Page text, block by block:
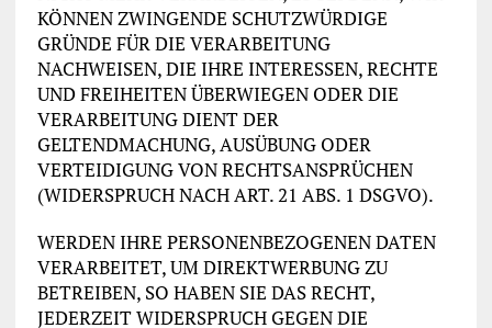
KÖNNEN ZWINGENDE SCHUTZWÜRDIGE
GRÜNDE FÜR DIE VERARBEITUNG
NACHWEISEN, DIE IHRE INTERESSEN, RECHTE
UND FREIHEITEN ÜBERWIEGEN ODER DIE
VERARBEITUNG DIENT DER
GELTENDMACHUNG, AUSÜBUNG ODER
VERTEIDIGUNG VON RECHTSANSPRÜCHEN
(WIDERSPRUCH NACH ART. 21 ABS. 1 DSGVO).
WERDEN IHRE PERSONENBEZOGENEN DATEN
VERARBEITET, UM DIREKTWERBUNG ZU
BETREIBEN, SO HABEN SIE DAS RECHT,
JEDERZEIT WIDERSPRUCH GEGEN DIE